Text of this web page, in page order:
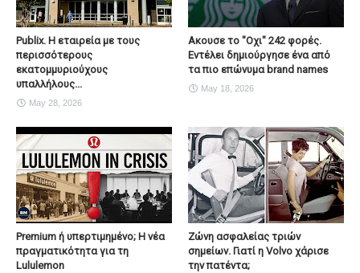
Publix. Η εταιρεία με τους
περισσότερους
εκατομμυριούχους
υπαλλήλους...
May 28, 2026
Ακουσε το "Οχι" 242 φορές.
Εντέλει δημιούργησε ένα από
τα πιο επώνυμα brand names
May 18, 2026
Premium ή υπερτιμημένο; Η νέα
πραγματικότητα για τη
Lululemon
Ζώνη ασφαλείας τριών
σημείων. Γιατί η Volvo χάρισε
την πατέντα;